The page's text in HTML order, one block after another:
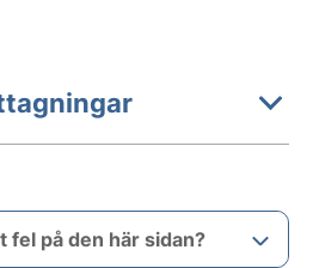
fel på den här sidan?